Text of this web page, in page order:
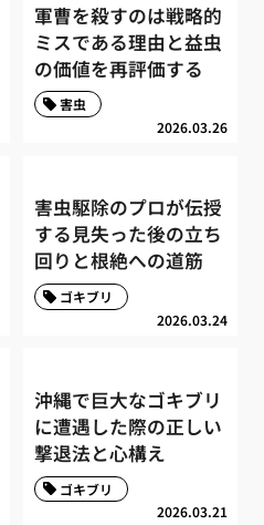
軍曹を殺すのは戦略的
ミスである理由と益虫
の価値を再評価する
2026.03.26
害虫
害虫駆除のプロが伝授
する見失った後の立ち
回りと根絶への道筋
2026.03.24
ゴキブリ
沖縄で巨大なゴキブリ
に遭遇した際の正しい
撃退法と心構え
2026.03.21
ゴキブリ